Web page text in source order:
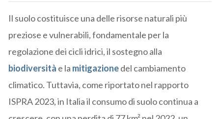
Il suolo costituisce una delle risorse naturali più
preziose e vulnerabili, fondamentale per la
regolazione dei cicli idrici, il sostegno alla
biodiversità e la mitigazionedel cambiamento
climatico. Tuttavia, come riportato nel rapporto
ISPRA 2023, in Italia il consumo di suolo continua a